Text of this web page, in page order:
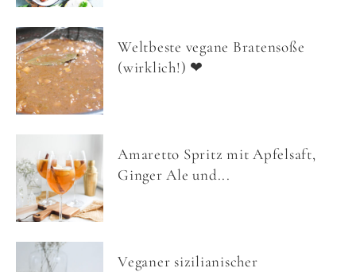
Weltbeste vegane Bratensoße
(wirklich!) ❤
Amaretto Spritz mit Apfelsaft,
Ginger Ale und...
Veganer sizilianischer